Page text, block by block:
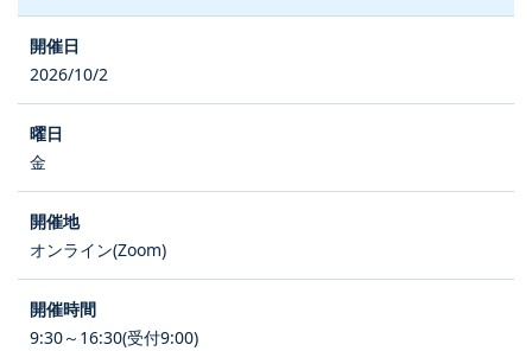
2026/10/2
金
オンライン(Zoom)
9:30～16:30(受付9:00)